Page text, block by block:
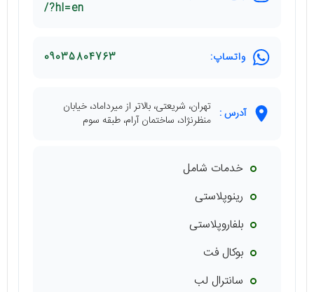
/?hl=en
واتساپ: 09035804763
آدرس : تهران، شریعتی، بالاتر از میرداماد، خیابان
منظرنژاد، ساختمان آرام، طبقه سوم
خدمات شامل
رینوپلاستی
بلفاروپلاستی
بوکال فت
سانترال لب